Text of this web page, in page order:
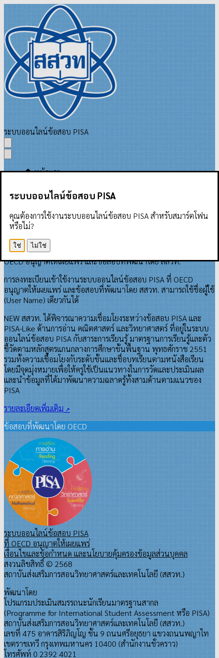
ระบบออนไลน์ข้อสอบ PISA
🏠 หน้าแรก
📚 ระบบออนไลน์ข้อสอบ PISA
ที่ OECD อนุญาตให้เผยแพร่
ℹ️ เกี่ยวกับระบบ
ระบบออนไลน์ข้อสอบ PISA เป็นระบบสารสนเทศที่เผยแพร่ข้อสอบที่
OECD อนุญาตให้เผยแพร่ และข้อสอบที่พัฒนาโดย สสวท.
การลงทะเบียนเข้าใช้งานระบบออนไลน์ข้อสอบ PISA ที่ OECD
อนุญาตให้เผยแพร่ และข้อสอบที่พัฒนาโดย สสวท. สามารถใช้ชื่อผู้ใช้
(User Name) เดียวกันได้
NEWสสวท. ได้พิจารณาความเชื่อมโยงระหว่างข้อสอบ PISA และ
PISA-Like ด้านการอ่าน คณิตศาสตร์ และวิทยาศาสตร์ ที่อยู่ในระบบ
ออนไลน์ข้อสอบ PISA กับสาระการเรียนรู้ มาตรฐานการเรียนรู้และตัว
ชี้วัดตามหลักสูตรแกนกลางการศึกษาขั้นพื้นฐาน พุทธศักราช 2551
รวมทั้งความเชื่อมโยงกับระดับชั้นและชื่อบท⁠เรียนตามหนังสือเรียน
โดยมีจุดมุ่งหมายเพื่อให้ครูใช้เป็นแนวทางในการวัดและประเมินผล
และนำข้อมูลที่ได้มาพัฒนาความฉลาดรู้ทั้งสามด้านตามแนวของ
PISA
รายละเอียดเพิ่มเติม
ข้อสอบที่พัฒนาโดย OECD
ระบบออนไลน์ข้อสอบ PISA
ที่ OECD อนุญาตให้เผยแพร่
ระบบออนไลน์ข้อสอบ PISA
คุณต้องการใช้งานระบบออนไลน์ข้อสอบ PISA สำหรับสมาร์ตโฟน
หรือไม่?
ใช่ ไม่ใช่
เงื่อนไขและข้อกำหนด และนโยบายคุ้มครองข้อมูลส่วนบุคคล
สงวนลิขสิทธิ์ © 2568
สถาบันส่งเสริมการสอนวิทยาศาสตร์และเทคโนโลยี (สสวท.)
พัฒนาโดย
โปรแกรมประเมินสมรรถนะนักเรียนมาตรฐานสากล
(Programme for International Student Assessment หรือ PISA)
สถาบันส่งเสริมการสอนวิทยาศาสตร์และเทคโนโลยี (สสวท.)
เลขที่ 475 อาคารสิริภิญโญ ชั้น 9 ถนนศรีอยุธยา แขวงถนนพญาไท
เขตราชเทวี กรุงเทพมหานคร 10400 (สำนักงานชั่วคราว)
โทรศัพท์ 0 2392 4021